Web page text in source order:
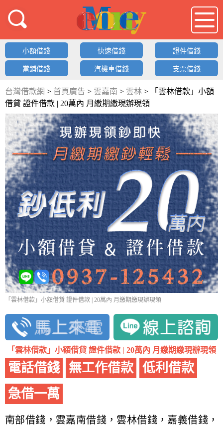
借錢LOGO
小額借錢 快速借錢 證件借錢
當鋪借錢 汽機車借錢 支票借錢
台灣借款網 > 首頁廣告 > 雲嘉南 > 雲林 >
「雲林借款」小額
借貸 證件借款 | 20萬內 月繳期繳現辦現領
「雲林借款」小額借貸 證件借款 | 20萬內 月繳期繳現辦現領
「雲林借款」小額借貸 證件借款 | 20萬內 月繳期繳現辦現領
電話借錢 無工作借款
低利借款
急借一萬
南部借錢，雲嘉南借錢，雲林借錢，嘉義借錢，